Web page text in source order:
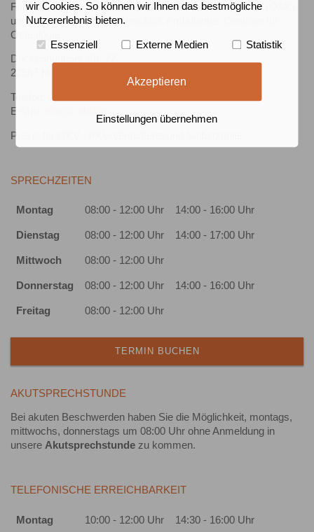
Funktionelle Myodiagnostik und Moderne Mayr Medizin (ÖÄK)
und Zertifikat Ernährungsmedizin, Ambulantes Centrum für
Osteologie
Dockenhudener Str. 27
22587 Hamburg
Telefon:
040 8669310
E-Mail:
Praxis für GKV-, PKV-Versicherte und Selbstzahler
SPRECHZEITEN
Montag 08:00 - 12:00 Uhr 14:00 - 16:00 Uhr
Dienstag 08:00 - 12:00 Uhr 14:00 - 17:00 Uhr
Mittwoch 08:00 - 12:00 Uhr
Donnerstag 08:00 - 12:00 Uhr 14:00 - 16:00 Uhr
Freitag 08:00 - 12:00 Uhr
TERMIN BUCHEN
AKUTSPRECHSTUNDE
Bei akuten Beschwerden haben Sie die Möglichkeit, montags,
mittwochs, donnerstags um 08:00 Uhr ohne Anmeldung in
unsere Akutsprechstunde zu kommen.
TELEFONISCHE ERREICHBARKEIT
Montag 10:00 - 12:00 Uhr 14:30 - 16:00 Uhr
wir Cookies. So können wir Ihnen das bestmögliche
Nutzererlebnis bieten.
Essenziell Externe Medien Statistik
Akzeptieren
Einstellungen übernehmen